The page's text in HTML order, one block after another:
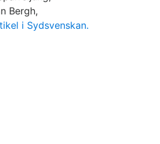
Bergh,
i Sydsvenskan.